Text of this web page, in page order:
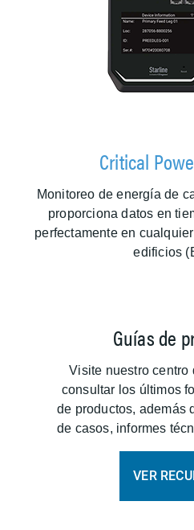
Critical
Monitoreo de energía de
proporciona datos en
perfectamente en
edificios
Guías de
Visite nuestro centro
consultar los últimos
de productos, además
de casos, informes
VER